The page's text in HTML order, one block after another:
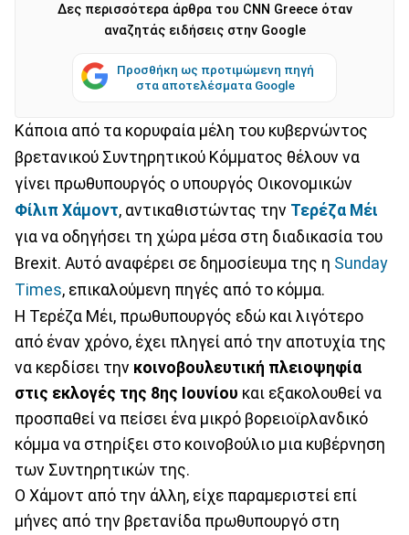
Δες περισσότερα άρθρα του CNN Greece όταν
αναζητάς ειδήσεις στην Google
Προσθήκη ως προτιμώμενη πηγή
στα αποτελέσματα Google
Κάποια από τα κορυφαία μέλη του κυβερνώντος
βρετανικού Συντηρητικού Κόμματος θέλουν να
γίνει πρωθυπουργός ο υπουργός Οικονομικών
Φίλιπ Χάμοντ, αντικαθιστώντας την Τερέζα Μέι
για να οδηγήσει τη χώρα μέσα στη διαδικασία του
Brexit. Αυτό αναφέρει σε δημοσίευμα της η Sunday
Times, επικαλούμενη πηγές από το κόμμα.
Η Τερέζα Μέι, πρωθυπουργός εδώ και λιγότερο
από έναν χρόνο, έχει πληγεί από την αποτυχία της
να κερδίσει την κοινοβουλευτική πλειοψηφία
στις εκλογές της 8ης Ιουνίου και εξακολουθεί να
προσπαθεί να πείσει ένα μικρό βορειοϊρλανδικό
κόμμα να στηρίξει στο κοινοβούλιο μια κυβέρνηση
των Συντηρητικών της.
Ο Χάμοντ από την άλλη, είχε παραμεριστεί επί
μήνες από την βρετανίδα πρωθυπουργό στη